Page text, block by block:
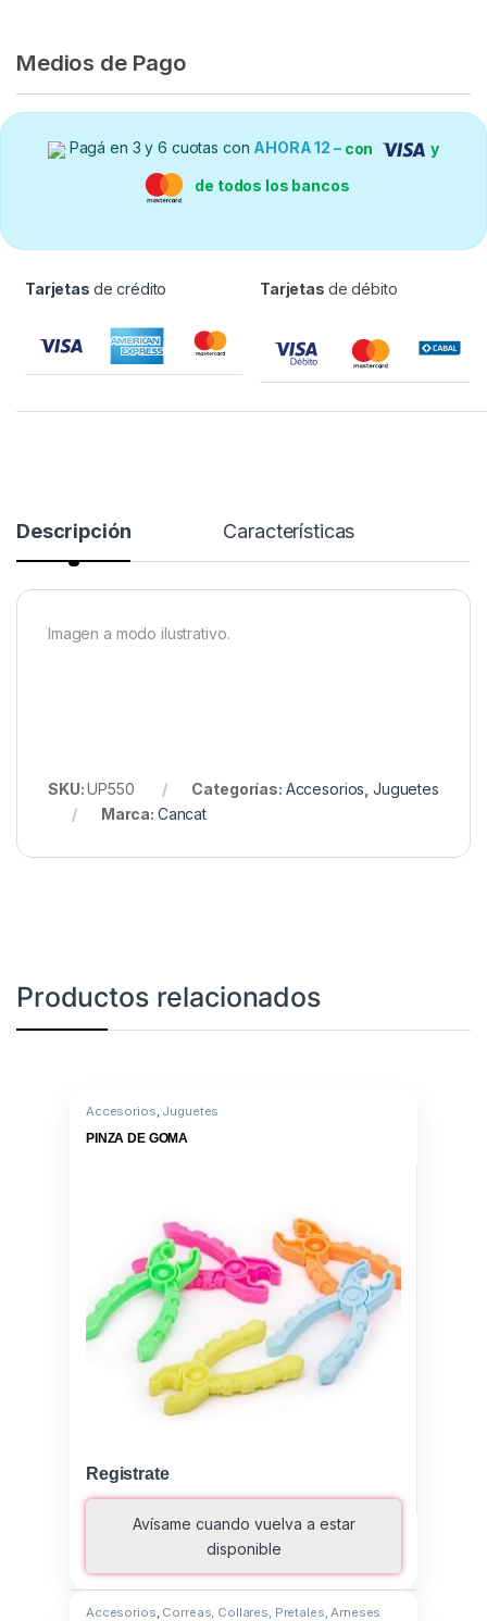
Medios de Pago
Pagá en 3 y 6 cuotas con AHORA 12 – con y
de todos los bancos
Tarjetas de crédito Tarjetas de débito
Descripción Características
Imagen a modo ilustrativo.
SKU:UP550 Categorías: Accesorios ,Juguetes
Marca: Cancat
Productos relacionados
Accesorios Juguetes
PINZA DE GOMA
Registrate
Avísame cuando vuelva a estar
disponible
Accesorios, Correas, Collares, Pretales, Arneses